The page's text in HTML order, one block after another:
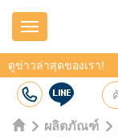
Navigation
ดูข่าวล่าสุดของเรา!
ผลิตภัณฑ์